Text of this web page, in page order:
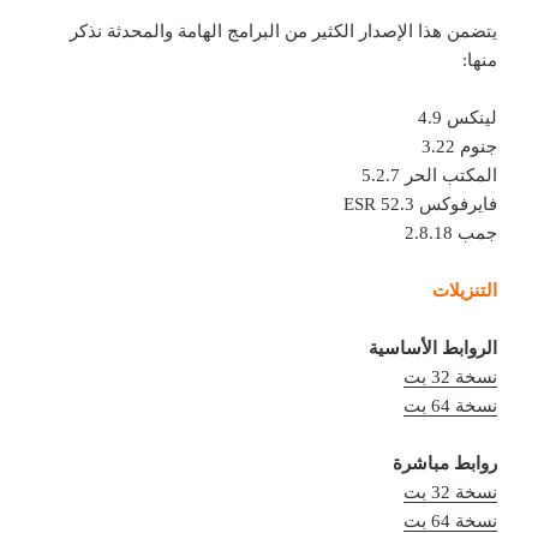
يتضمن هذا الإصدار الكثير من البرامج الهامة والمحدثة نذكر
منها:
لينكس 4.9
جنوم 3.22
المكتب الحر 5.2.7
فايرفوكس 52.3 ESR
جمب 2.8.18
التنزيلات
الروابط الأساسية
نسخة 32 بت
نسخة 64 بت
روابط مباشرة
نسخة 32 بت
نسخة 64 بت